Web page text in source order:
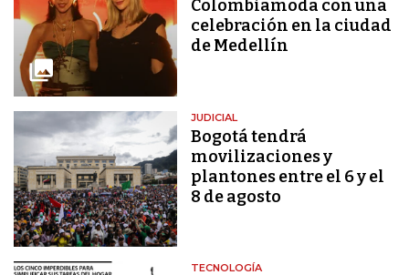
Colombiamoda con una
celebración en la ciudad
de Medellín
JUDICIAL
Bogotá tendrá
movilizaciones y
plantones entre el 6 y el
8 de agosto
TECNOLOGÍA